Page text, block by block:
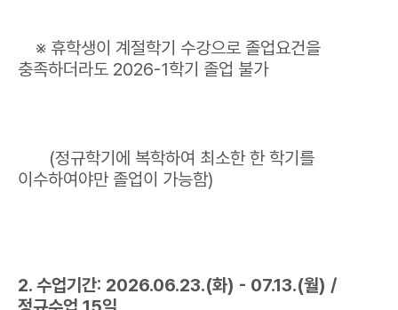
※ 휴학생이 계절학기 수강으로 졸업요건을
충족하더라도 2026-1학기 졸업 불가
(정규학기에 복학하여 최소한 한 학기를
이수하여야만 졸업이 가능함)
2. 수업기간: 2026.06.23.(화) - 07.13.(월) /